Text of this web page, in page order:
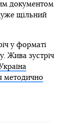
документом
щільний
у форматі
Жива зустріч
Україна
методично